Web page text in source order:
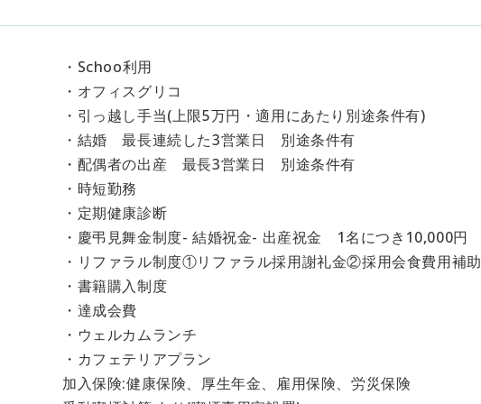
・Schoo利用
・オフィスグリコ
・引っ越し手当(上限5万円・適用にあたり別途条件有)
・結婚 最長連続した3営業日 別途条件有
・配偶者の出産 最長3営業日 別途条件有
・時短勤務
・定期健康診断
・慶弔見舞金制度- 結婚祝金- 出産祝金 1名につき10,000円
・リファラル制度①リファラル採用謝礼金②採用会食費用補助
・書籍購入制度
・達成会費
・ウェルカムランチ
・カフェテリアプラン
加入保険:健康保険、厚生年金、雇用保険、労災保険